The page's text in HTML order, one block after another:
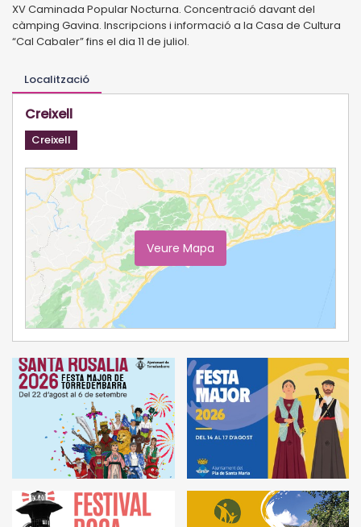
XV Caminada Popular Nocturna. Concentració davant del
càmping Gavina. Inscripcions i informació a la Casa de Cultura
“Cal Cabaler” fins el dia 11 de juliol.
Localització
Creixell
Creixell
Veure Mapa